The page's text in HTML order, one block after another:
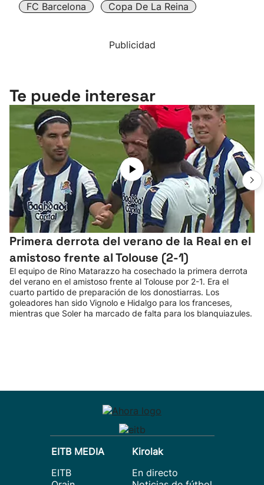
FC Barcelona
Copa De La Reina
Publicidad
Te puede interesar
Primera derrota del verano de la Real en el
amistoso frente al Tolouse (2-1)
El equipo de Rino Matarazzo ha cosechado la primera derrota
del verano en el amistoso frente al Tolouse por 2-1. Era el
cuarto partido de preparación de los donostiarras. Los
goleadores han sido Vignolo e Hidalgo para los franceses,
mientras que Soler ha marcado de falta para los blanquiazules.
EITB MEDIA
EITB
Kirolak
En directo